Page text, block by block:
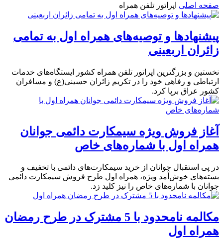
صفحه اصلی اپراتور تلفن همراه
پیشنهادها و توصیه‌های همراه اول به تمامی
زائران اربعینی
نخستین و بزرگترین اپراتور تلفن همراه کشور ایستگاه‌های خدمات
ارتباطی و رفاهی خود را در تکریم زائران حسینی(ع) و مسافران
کشور عراق برپا کرد.
آغاز فروش ویژه سیمکارت دائمی جوانان
همراه اول با شماره‌های خاص
در پی استقبال جوانان از خرید سیمکارت‌های دائمی با تخفیف و
بسته‌های خوش‌آمد ویژه، همراه اول طرح فروش سیمکارت دائمی
جوانان با شماره‌های خاص را نیز کلید زد.
مکالمه نامحدود با 5 مشترک در طرح رمضان
همراه اول